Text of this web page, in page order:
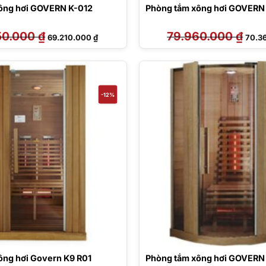
hơi GOVERN K-012
₫ Giá
gốc
là:
69.210.000₫Giá
hiện
tại
69.210.000 ₫.
Phòng tắm xông hơi
79.960.000₫ Giá
gốc
là:
-12%
hơi Govern K9 R01 Phòng tắm xông hơi